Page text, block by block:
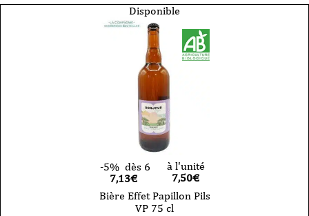
Papillon
Disponible
-5% dès 6
7,13€
à l'unité
7,50€
Bière Effet Papillon Pils
VP 75 cl